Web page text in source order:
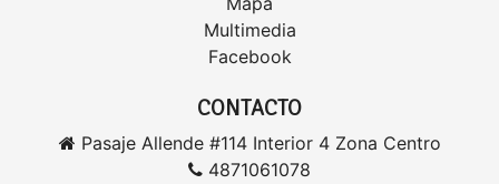
Multimedia
Facebook
CONTACTO
Pasaje Allende #114 Interior 4 Zona Centro
4871061078